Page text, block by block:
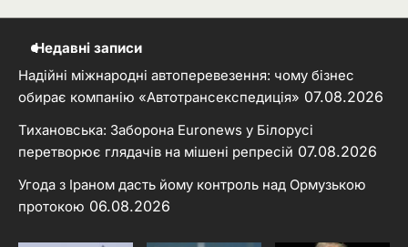
Недавні записи
Надійні міжнародні автоперевезення: чому бізнес
обирає компанію «Автотрансекспедиція» 07.08.2026
Тихановська: Заборона Euronews у Білорусі
перетворює глядачів на мішені репресій 07.08.2026
Угода з Іраном дасть йому контроль над Ормузькою
протокою 06.08.2026